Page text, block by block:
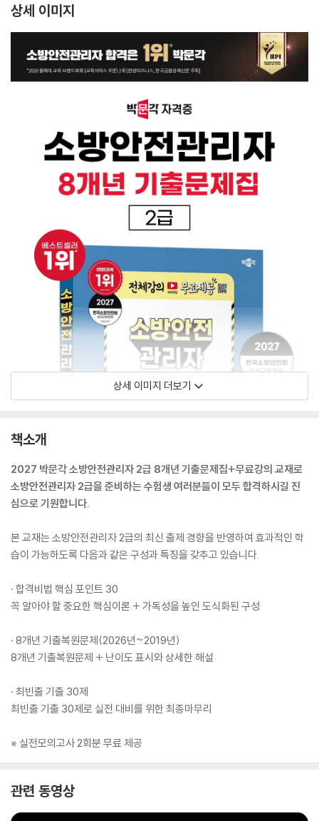
상세 이미지
상세 이미지 더보기
책소개
2027 박문각 소방안전관리자 2급 8개년 기출문제집+무료강의 교재로
소방안전관리자 2급을 준비하는 수험생 여러분들이 모두 합격하시길 진
심으로 기원합니다.
본 교재는 소방안전관리자 2급의 최신 출제 경향을 반영하여 효과적인 학
습이 가능하도록 다음과 같은 구성과 특징을 갖추고 있습니다.
· 합격비법 핵심 포인트 30
꼭 알아야 할 중요한 핵심이론 + 가독성을 높인 도식화된 구성
· 8개년 기출복원문제(2026년~2019년)
8개년 기출복원문제 + 난이도 표시와 상세한 해설
· 최빈출 기출 30제
최빈출 기출 30제로 실전 대비를 위한 최종마무리
※ 실전모의고사 2회분 무료 제공
관련 동영상